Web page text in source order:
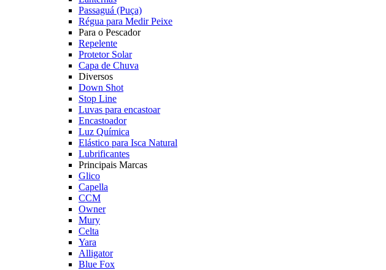
Passaguá (Puça)
Régua para Medir Peixe
Para o Pescador
Repelente
Protetor Solar
Capa de Chuva
Diversos
Down Shot
Stop Line
Luvas para encastoar
Encastoador
Luz Química
Elástico para Isca Natural
Lubrificantes
Principais Marcas
Glico
Capella
CCM
Owner
Mury
Celta
Yara
Alligator
Blue Fox